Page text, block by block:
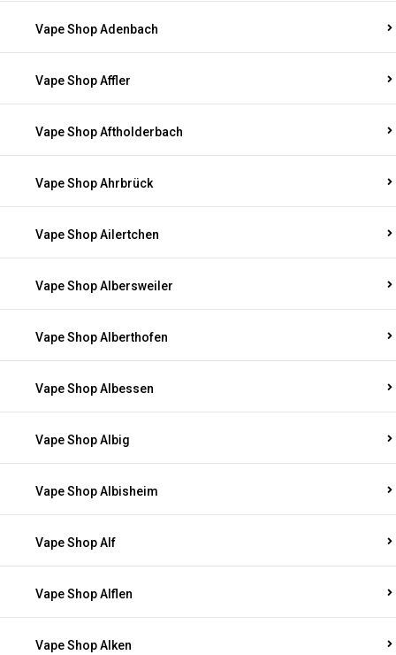
Vape Shop Adenbach
Vape Shop Affler
Vape Shop Aftholderbach
Vape Shop Ahrbrück
Vape Shop Ailertchen
Vape Shop Albersweiler
Vape Shop Alberthofen
Vape Shop Albessen
Vape Shop Albig
Vape Shop Albisheim
Vape Shop Alf
Vape Shop Alflen
Vape Shop Alken